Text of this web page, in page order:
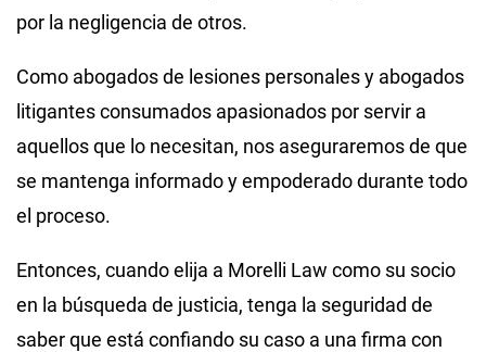
por la negligencia de otros.
Como abogados de lesiones personales y abogados
litigantes consumados apasionados por servir a
aquellos que lo necesitan, nos aseguraremos de que
se mantenga informado y empoderado durante todo
el proceso.
Entonces, cuando elija a Morelli Law como su socio
en la búsqueda de justicia, tenga la seguridad de
saber que está confiando su caso a una firma con